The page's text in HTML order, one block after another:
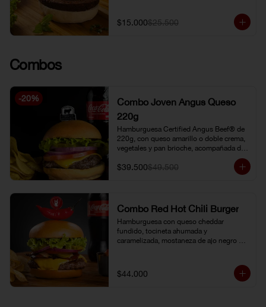
$15.000$25.500
Combos
-20%
Combo Joven Angus Queso
220g
Hamburguesa Certified Angus Beef® de
220g, con queso amarillo o doble crema,
vegetales y pan brioche, acompañada de
papa chip o papa francesa y gaseosa o
limonada natural.
$39.500$49.500
Combo Red Hot Chili Burger
Hamburguesa con queso cheddar
fundido, tocineta ahumada y
caramelizada, mostaneza de ajo negro y
famoso chili con carne al lado.
Acompañada de papa chip o papa
$44.000